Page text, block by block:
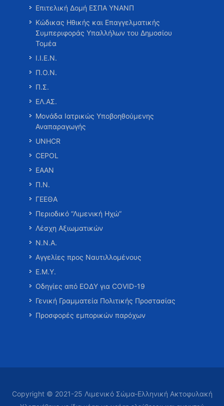
Επιτελική Δομή ΕΣΠΑ ΥΝΑΝΠ
Κώδικας Ηθικής και Επαγγελματικής
Συμπεριφοράς Υπαλλήλων του Δημοσίου
Τομέα
Ι.Ι.Ε.Ν.
Π.Ο.Ν.
Π.Σ.
ΕΛ.ΑΣ.
Μονάδα Ιατρικώς Υποβοηθούμενης
Αναπαραγωγής
UNHCR
CEPOL
ΕΑΑΝ
Π.Ν.
ΓΕΕΘΑ
Περιοδικό “Λιμενική Ηχώ”
Λέσχη Αξιωματικών
Ν.Ν.Α.
Αγγελίες προς Ναυτιλλομένους
Ε.Μ.Υ.
Οδηγίες από ΕΟΔΥ για COVID-19
Γενική Γραμματεία Πολιτικής Προστασίας
Προσφορές εμπορικών παρόχων
Copyright © 2021-25 Λιμενικό Σώμα-Ελληνική Ακτοφυλακή